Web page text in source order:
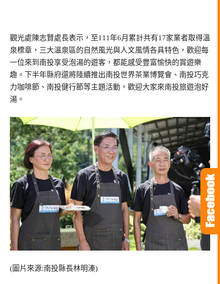
觀光處陳志賢處長表示，至111年6月累計共有17家業者取得溫
泉標章，三大溫泉區的自然風光與人文風情各具特色，歡迎每
一位來到南投享受泡湯的遊客，都能感受豐富愉快的賞遊樂
趣。下半年縣府還將陸續推出南投世界茶業博覽會、南投巧克
力咖啡節、南投健行節等主題活動，歡迎大家來南投旅遊泡好
湯。
(圖片來源:南投縣長林明溱)